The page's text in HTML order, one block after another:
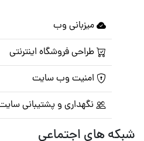
میزبانی وب
طراحی فروشگاه اینترنتی
امنیت وب سایت
نگهداری و پشتیبانی
شبکه های اجتماعی